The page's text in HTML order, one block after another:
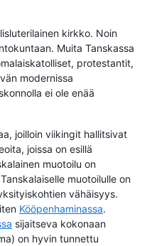
kirkko. Noin
Muita Tanskassa
protestantit,
modernissa
ei ole enää
joilloin viikingit hallitsivat
joissa on esillä
muotoilu on
muotoilulle on
vähäisyys.
Kööpenhaminassa.
sijaitseva kokonaan
on hyvin tunnettu